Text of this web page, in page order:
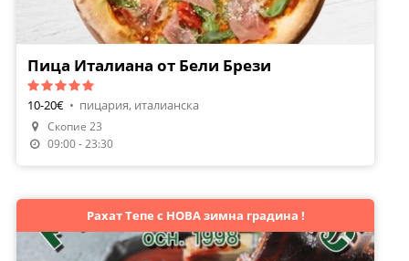
Поръчай Храна
Пица Италиана от Бели Брези
10-20€ • пицария, италианска
Скопие 23
09:00 - 23:30
Рахат Тепе с НОВА зимна градина !